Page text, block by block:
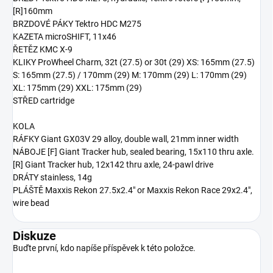
[R]160mm
BRZDOVÉ PÁKY Tektro HDC M275
KAZETA microSHIFT, 11x46
ŘETĚZ KMC X-9
KLIKY ProWheel Charm, 32t (27.5) or 30t (29) XS: 165mm (27.5)
S: 165mm (27.5) / 170mm (29) M: 170mm (29) L: 170mm (29)
XL: 175mm (29) XXL: 175mm (29)
STŘED cartridge
KOLA
RÁFKY Giant GX03V 29 alloy, double wall, 21mm inner width
NÁBOJE [F] Giant Tracker hub, sealed bearing, 15x110 thru axle.
[R] Giant Tracker hub, 12x142 thru axle, 24-pawl drive
DRÁTY stainless, 14g
PLÁŠTĚ Maxxis Rekon 27.5x2.4" or Maxxis Rekon Race 29x2.4",
wire bead
Diskuze
Buďte první, kdo napíše příspěvek k této položce.